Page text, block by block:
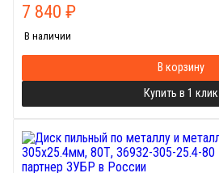
7 840 ₽
В наличии
В корзину
Купить в 1 клик